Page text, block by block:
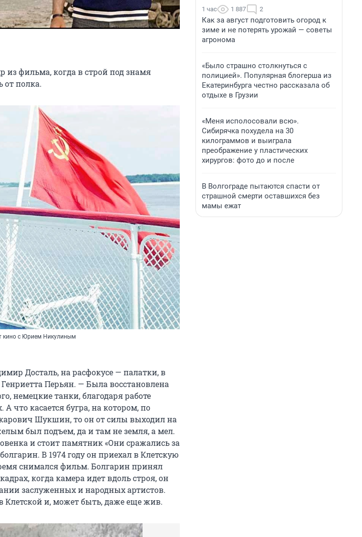
фильма, когда в строй под знамя
от полка.
кино с Юрием Никулиным
Досталь, на расфокусе — палатки, в
Перьян. — Была восстановлена
немецкие танки, благодаря работе
что касается бугра, на котором, по
Шукшин, то он от силы выходил на
был подъем, да и там не земля, а мел.
и стоит памятник «Они сражались за
В 1974 году он приехал в Клетскую
снимался фильм. Болгарин принял
когда камера идет вдоль строя, он
заслуженных и народных артистов.
Клетской и, может быть, даже еще жив.
1 час 1 887 2
Как за август подготовить огород к
зиме и не потерять урожай — советы
агронома
«Было страшно столкнуться с
полицией». Популярная блогерша из
Екатеринбурга честно рассказала об
отдыхе в Грузии
«Меня исполосовали всю».
Сибирячка похудела на 30
килограммов и выиграла
преображение у пластических
хирургов: фото до и после
В Волгограде пытаются спасти от
страшной смерти оставшихся без
мамы ежат